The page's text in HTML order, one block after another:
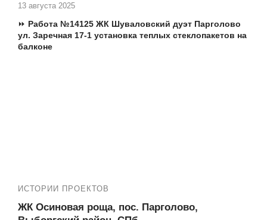
13 августа 2025
⏩ Работа №14125 ЖК Шуваловский дуэт Парголово
ул. Заречная 17-1 установка теплых стеклопакетов на
балконе
✅ Остекление, утепление и отделка балконов под ключ
Другие наши работы в ЖК Шуваловский дуэт: №12746 и
ИСТОРИИ ПРОЕКТОВ
ЖК Осиновая роща, пос. Парголово,